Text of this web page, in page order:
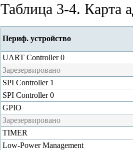
Таблица 3-­4. Карта
Периф. устройство
UART Controller 0
Зарезервировано
SPI Controller 1
SPI Controller 0
GPIO
Зарезервировано
TIMER
Low-Power Management